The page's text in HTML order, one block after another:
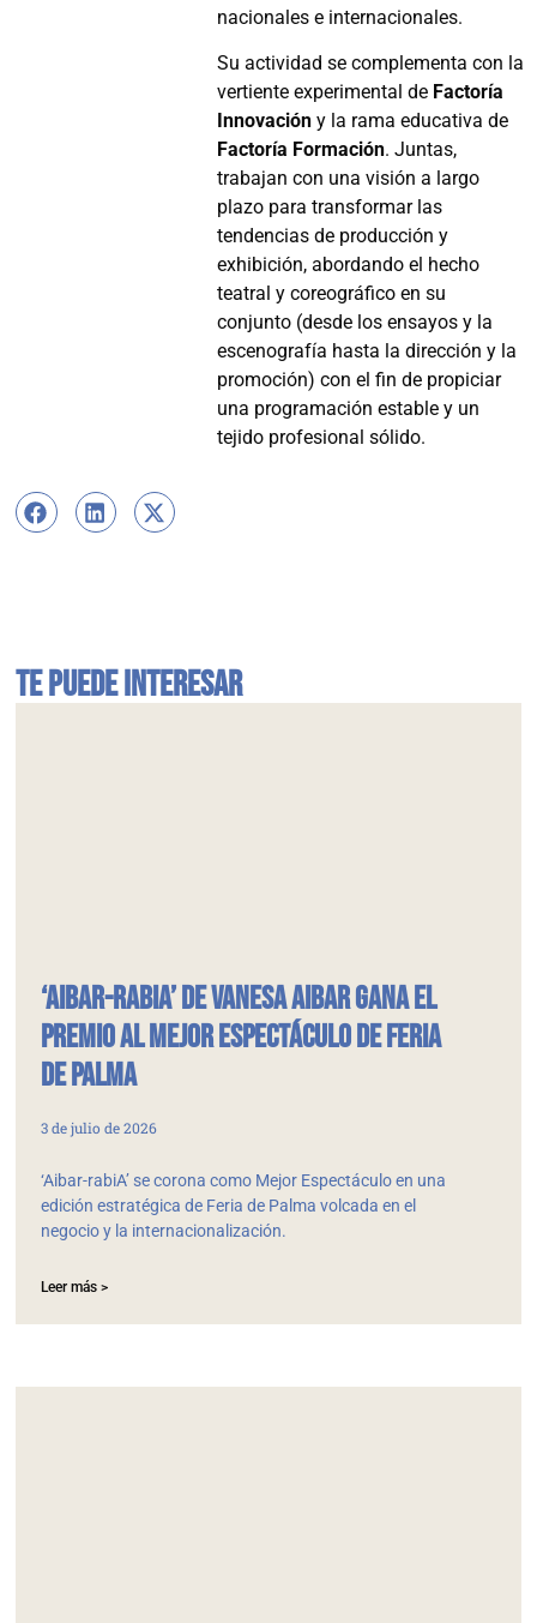
nacionales e internacionales.
Su actividad se complementa con la
vertiente experimental de Factoría
Innovación y la rama educativa de
Factoría Formación. Juntas,
trabajan con una visión a largo
plazo para transformar las
tendencias de producción y
exhibición, abordando el hecho
teatral y coreográfico en su
conjunto (desde los ensayos y la
escenografía hasta la dirección y la
promoción) con el fin de propiciar
una programación estable y un
tejido profesional sólido.
Te puede interesar
‘Aibar-rabiA’ de Vanesa Aibar gana el
Premio al Mejor Espectáculo de Feria
de Palma
3 de julio de 2026
‘Aibar-rabiA’ se corona como Mejor Espectáculo en una
edición estratégica de Feria de Palma volcada en el
negocio y la internacionalización.
Leer más >